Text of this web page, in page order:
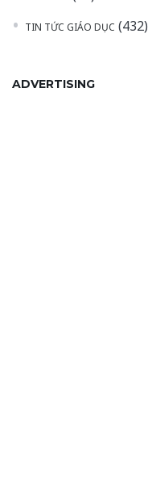
TIN TỨC GIÁO DỤC (432)
ADVERTISING